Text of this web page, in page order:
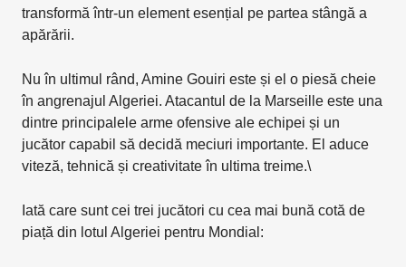
transformă într-un element esențial pe partea stângă a
apărării.
Nu în ultimul rând, Amine Gouiri este și el o piesă cheie
în angrenajul Algeriei. Atacantul de la Marseille este una
dintre principalele arme ofensive ale echipei și un
jucător capabil să decidă meciuri importante. El aduce
viteză, tehnică și creativitate în ultima treime.\
Iată care sunt cei trei jucători cu cea mai bună cotă de
piață din lotul Algeriei pentru Mondial: